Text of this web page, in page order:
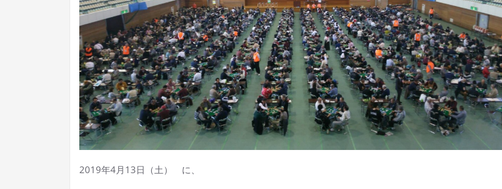
2019年4月13日（土） に、